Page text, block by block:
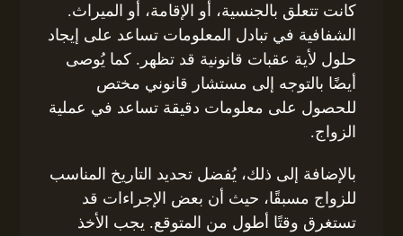
كانت تتعلق بالجنسية، أو الإقامة، أو الميراث.
الشفافية في تبادل المعلومات تساعد على إيجاد
حلول لأية عقبات قانونية قد تظهر. كما يُوصى
أيضًا بالتوجه إلى مستشار قانوني مختص
للحصول على معلومات دقيقة تساعد في عملية
الزواج.
بالإضافة إلى ذلك، يُفضل تحديد التاريخ المناسب
للزواج مسبقًا، حيث أن بعض الإجراءات قد
تستغرق وقتًا أطول من المتوقع. يجب الأخذ